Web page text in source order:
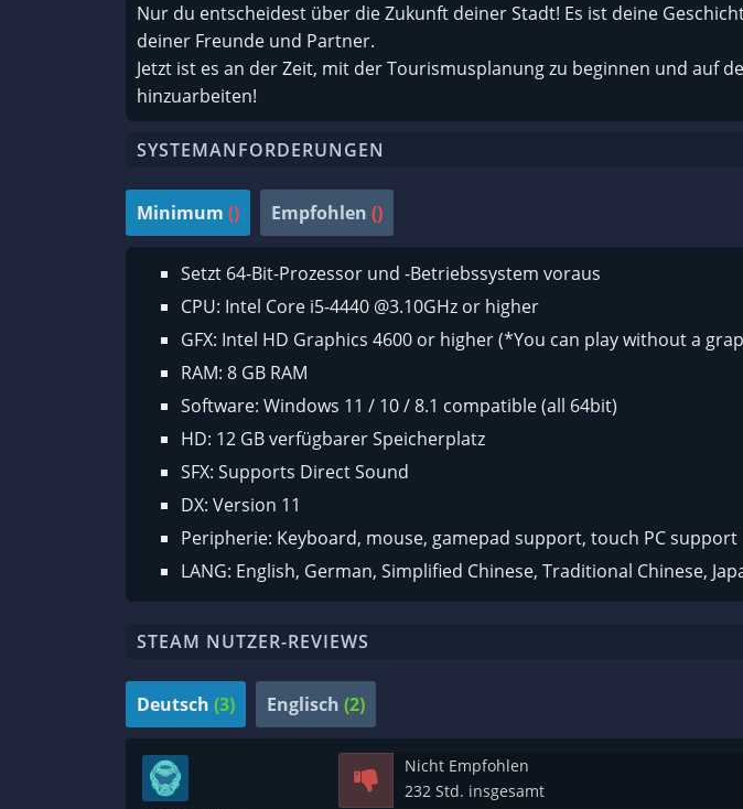
Nur du entscheidest über die Zukunft deiner Stadt! Es ist deine
deiner Freunde und Partner.
Jetzt ist es an der Zeit, mit der Tourismusplanung zu beginnen und auf
hinzuarbeiten!
SYSTEMANFORDERUNGEN
Minimum () Empfohlen ()
Setzt 64-Bit-Prozessor und -Betriebssystem voraus
CPU: Intel Core i5-4440 @3.10GHz or higher
GFX: Intel HD Graphics 4600 or higher (*You can play without a
RAM: 8 GB RAM
Software: Windows 11 / 10 / 8.1 compatible (all 64bit)
HD: 12 GB verfügbarer Speicherplatz
SFX: Supports Direct Sound
DX: Version 11
Peripherie: Keyboard, mouse, gamepad support, touch PC support
LANG: English, German, Simplified Chinese, Traditional Chinese,
STEAM NUTZER-REVIEWS
Deutsch (3) Englisch (2)
Nicht Empfohlen
232 Std. insgesamt